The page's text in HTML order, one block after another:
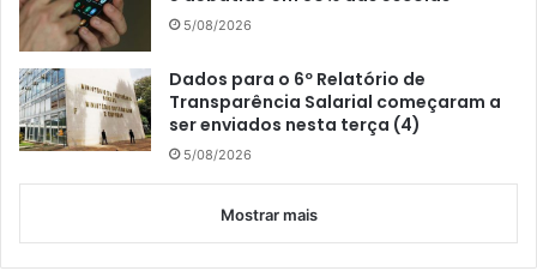
5/08/2026
Dados para o 6º Relatório de
Transparência Salarial começaram a
ser enviados nesta terça (4)
5/08/2026
Mostrar mais